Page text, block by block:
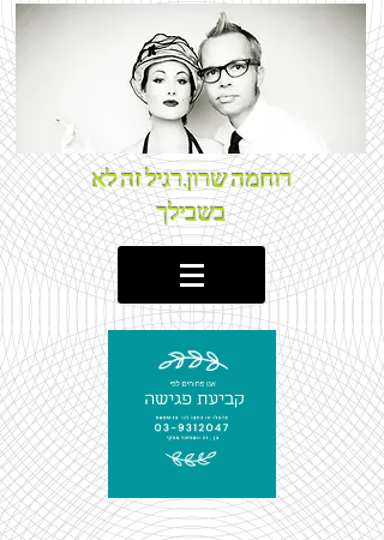
רוחמה שרון.רגיל זה לא
בשבילך